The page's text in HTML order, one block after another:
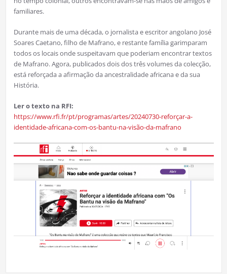
familiares.
Durante mais de uma década, o jornalista e escritor angolano José
Soares Caetano, filho de Mafrano, e restante família garimparam
todos os locais onde suspeitavam que poderiam encontrar textos
de Mafrano. Agora, publicados dois dos três volumes da colecção,
está reforçada a afirmação da ancestralidade africana e da sua
História.
Ler o texto na RFI:
https://www.rfi.fr/pt/programas/artes/20240730-reforçar-a-
identidade-africana-com-os-bantu-na-visão-da-mafrano